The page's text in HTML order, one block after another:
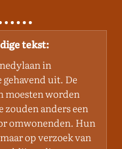
tekst:
in
gehavend uit. De
moesten worden
zouden anders een
omwonenden. Hun
op verzoek van